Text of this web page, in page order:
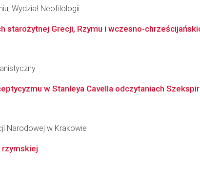
Wydział Neofilologii
starożytnej Grecji, Rzymu i wczesno-
w Stanleya Cavella odczytaniach
Narodowej w Krakowie
rzymskiej